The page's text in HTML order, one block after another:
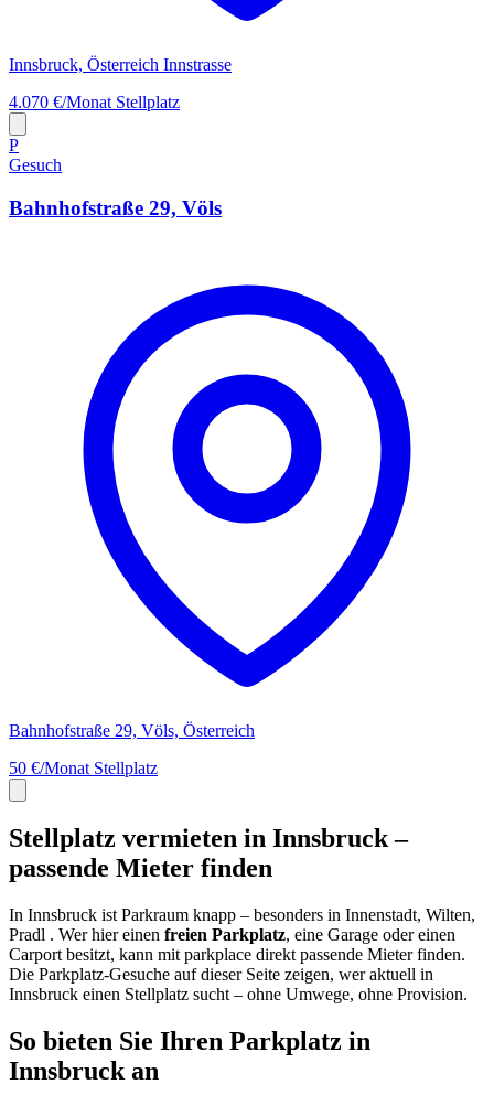
Innsbruck, Österreich Innstrasse
4.070 €/Monat Stellplatz
P
Gesuch
Bahnhofstraße 29, Völs
Bahnhofstraße 29, Völs, Österreich
50 €/Monat Stellplatz
Stellplatz vermieten in Innsbruck –
passende Mieter finden
In Innsbruck ist Parkraum knapp – besonders in Innenstadt, Wilten,
Pradl . Wer hier einen freien Parkplatz, eine Garage oder einen
Carport besitzt, kann mit parkplace direkt passende Mieter finden.
Die Parkplatz-Gesuche auf dieser Seite zeigen, wer aktuell in
Innsbruck einen Stellplatz sucht – ohne Umwege, ohne Provision.
So bieten Sie Ihren Parkplatz in
Innsbruck an